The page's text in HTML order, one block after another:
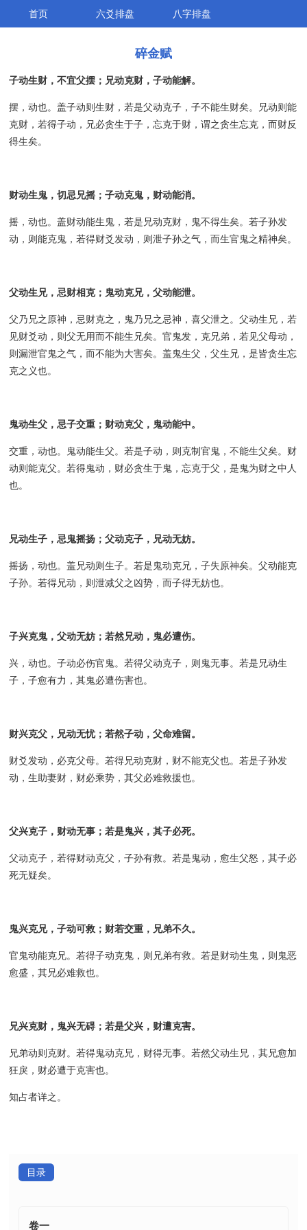
首页 六爻排盘 八字排盘
碎金赋
子动生财，不宜父摆；兄动克财，子动能解。
摆，动也。盖子动则生财，若是父动克子，子不能生财矣。兄动则能
克财，若得子动，兄必贪生于子，忘克于财，谓之贪生忘克，而财反
得生矣。
财动生鬼，切忌兄摇；子动克鬼，财动能消。
摇，动也。盖财动能生鬼，若是兄动克财，鬼不得生矣。若子孙发
动，则能克鬼，若得财爻发动，则泄子孙之气，而生官鬼之精神矣。
父动生兄，忌财相克；鬼动克兄，父动能泄。
父乃兄之原神，忌财克之，鬼乃兄之忌神，喜父泄之。父动生兄，若
见财爻动，则父无用而不能生兄矣。官鬼发，克兄弟，若见父母动，
则漏泄官鬼之气，而不能为大害矣。盖鬼生父，父生兄，是皆贪生忘
克之义也。
鬼动生父，忌子交重；财动克父，鬼动能中。
交重，动也。鬼动能生父。若是子动，则克制官鬼，不能生父矣。财
动则能克父。若得鬼动，财必贪生于鬼，忘克于父，是鬼为财之中人
也。
兄动生子，忌鬼摇扬；父动克子，兄动无妨。
摇扬，动也。盖兄动则生子。若是鬼动克兄，子失原神矣。父动能克
子孙。若得兄动，则泄减父之凶势，而子得无妨也。
子兴克鬼，父动无妨；若然兄动，鬼必遭伤。
兴，动也。子动必伤官鬼。若得父动克子，则鬼无事。若是兄动生
子，子愈有力，其鬼必遭伤害也。
财兴克父，兄动无忧；若然子动，父命难留。
财爻发动，必克父母。若得兄动克财，财不能克父也。若是子孙发
动，生助妻财，财必乘势，其父必难救援也。
父兴克子，财动无事；若是鬼兴，其子必死。
父动克子，若得财动克父，子孙有救。若是鬼动，愈生父怒，其子必
死无疑矣。
鬼兴克兄，子动可救；财若交重，兄弟不久。
官鬼动能克兄。若得子动克鬼，则兄弟有救。若是财动生鬼，则鬼恶
愈盛，其兄必难救也。
兄兴克财，鬼兴无碍；若是父兴，财遭克害。
兄弟动则克财。若得鬼动克兄，财得无事。若然父动生兄，其兄愈加
狂戾，财必遭于克害也。
知占者详之。
目录
卷一